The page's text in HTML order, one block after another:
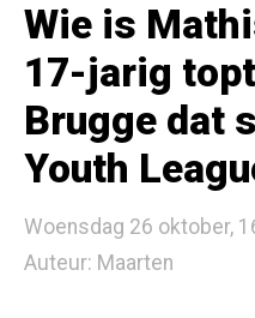
Wie is
17-jarig
Brugge dat
Youth
Woensdag 26 oktober,
Auteur: Maarten